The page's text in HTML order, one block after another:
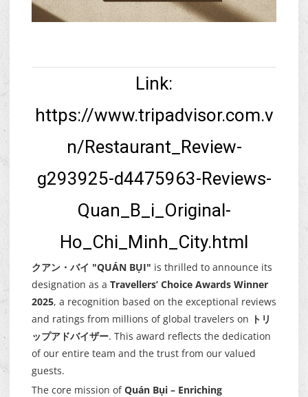
Link:
https://www.tripadvisor.com.v
n/Restaurant_Review-
g293925-d4475963-Reviews-
Quan_B_i_Original-
Ho_Chi_Minh_City.html
クアン・バイ "QUÁN BỤI" is thrilled to announce its
designation as a Travellers’ Choice Awards Winner
2025, a recognition based on the exceptional reviews
and ratings from millions of global travelers on トリ
ップアドバイザー. This award reflects the dedication
of our entire team and the trust from our valued
guests.
The core mission ofQuán Bụi – Enriching